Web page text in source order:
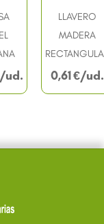
LLAVERO
MADERA
0,61€